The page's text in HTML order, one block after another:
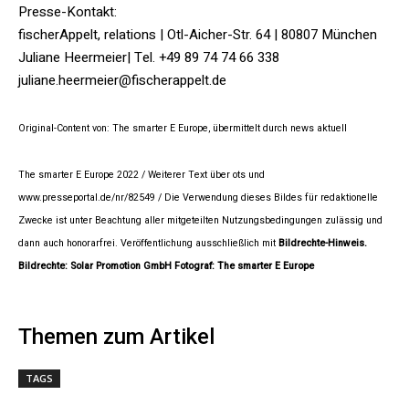
Presse-Kontakt:
fischerAppelt, relations | Otl-Aicher-Str. 64 | 80807 München
Juliane Heermeier| Tel. +49 89 74 74 66 338
juliane.heermeier@fischerappelt.de
Original-Content von: The smarter E Europe, übermittelt durch news aktuell
The smarter E Europe 2022 / Weiterer Text über ots und
www.presseportal.de/nr/82549 / Die Verwendung dieses Bildes für redaktionelle
Zwecke ist unter Beachtung aller mitgeteilten Nutzungsbedingungen zulässig und
dann auch honorarfrei. Veröffentlichung ausschließlich mit Bildrechte-Hinweis.
Bildrechte: Solar Promotion GmbH Fotograf: The smarter E Europe
Themen zum Artikel
TAGS